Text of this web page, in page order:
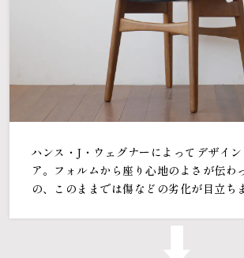
ハンス・J・ウェグナーによってデザイ
ア。フォルムから座り心地のよさが伝わ
の、このままでは傷などの劣化が目立ち